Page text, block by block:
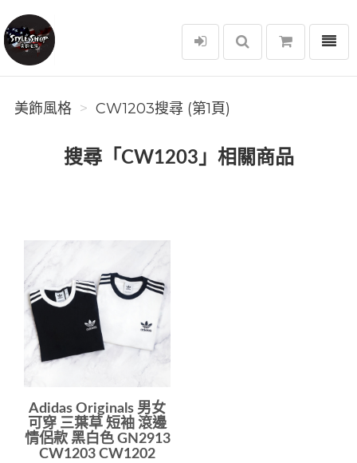
美飾風格
選單
美飾風格 CW1203搜尋 (第1頁)
搜尋「CW1203」相關商品
Adidas Originals 男女
可穿 三葉草 短袖 滾邊
情侶款 黑白色 GN2913
CW1203 CW1202